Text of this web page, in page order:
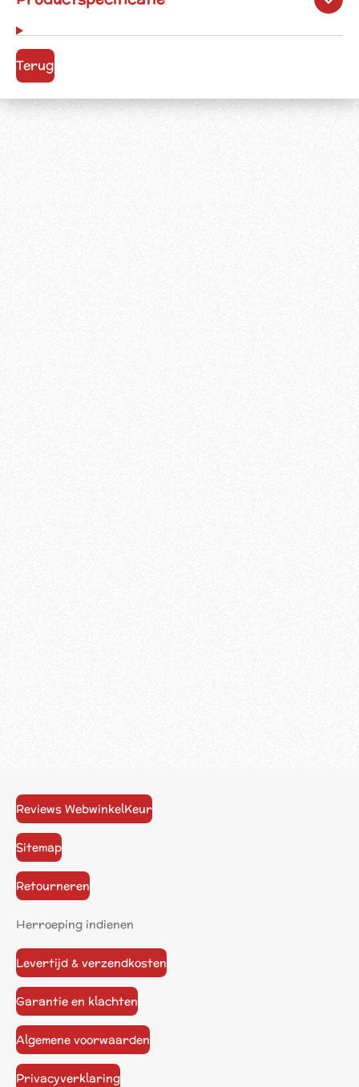
Terug
Reviews WebwinkelKeur
Sitemap
Retourneren
Herroeping indienen
Levertijd & verzendkosten
Garantie en klachten
Algemene voorwaarden
Privacyverklaring